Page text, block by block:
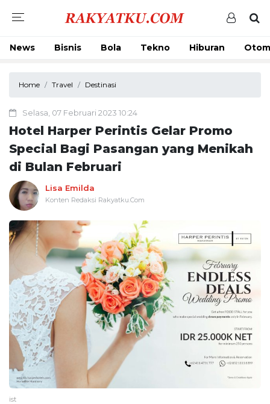
News Bisnis Bola Tekno Hiburan
Home Travel Destinasi
Selasa, 07 Februari 2023 10:24
Hotel Harper Perintis Gelar Promo
Special Bagi Pasangan yang Menikah
di Bulan Februari
Lisa Emilda
Konten Redaksi Rakyatku.Com
ist